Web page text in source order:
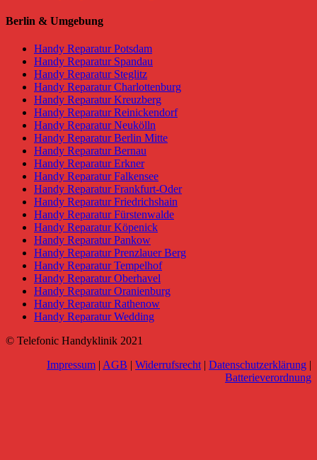
Berlin & Umgebung
Handy Reparatur Potsdam
Handy Reparatur Spandau
Handy Reparatur Steglitz
Handy Reparatur Charlottenburg
Handy Reparatur Kreuzberg
Handy Reparatur Reinickendorf
Handy Reparatur Neukölln
Handy Reparatur Berlin Mitte
Handy Reparatur Bernau
Handy Reparatur Erkner
Handy Reparatur Falkensee
Handy Reparatur Frankfurt-Oder
Handy Reparatur Friedrichshain
Handy Reparatur Fürstenwalde
Handy Reparatur Köpenick
Handy Reparatur Pankow
Handy Reparatur Prenzlauer Berg
Handy Reparatur Tempelhof
Handy Reparatur Oberhavel
Handy Reparatur Oranienburg
Handy Reparatur Rathenow
Handy Reparatur Wedding
© Telefonic Handyklinik 2021
Impressum | AGB | Widerrufsrecht | Datenschutzerklärung |
Batterieverordnung